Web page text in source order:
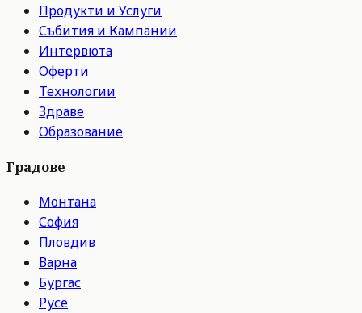
Продукти и Услуги
Събития и Кампании
Интервюта
Оферти
Технологии
Здраве
Образование
Градове
Монтана
София
Пловдив
Варна
Бургас
Русе